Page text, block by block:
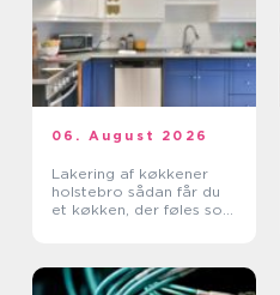
06. August 2026
Lakering af køkkener
holstebro sådan får du
et køkken, der føles som